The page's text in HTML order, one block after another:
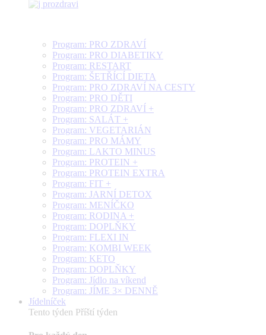
Program: PRO ZDRAVÍ
Program: PRO DIABETIKY
Program: RESTART
Program: ŠETŘÍCÍ DIETA
Program: PRO ZDRAVÍ NA CESTY
Program: PRO DĚTI
Program: PRO ZDRAVÍ +
Program: SALÁT +
Program: VEGETARIÁN
Program: PRO MÁMY
Program: LAKTO MINUS
Program: PROTEIN +
Program: PROTEIN EXTRA
Program: FIT +
Program: JARNÍ DETOX
Program: MENÍČKO
Program: RODINA +
Program: DOPLŇKY
Program: FLEXI IN
Program: KOMBI WEEK
Program: KETO
Program: DOPLŇKY
Program: Jídlo na víkend
Program: JÍME 3× DENNĚ
Jídelníček
Tento týden Příští týden